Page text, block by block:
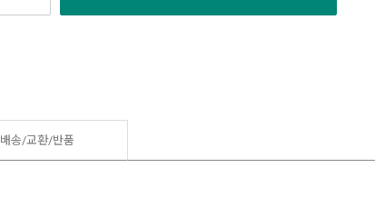
배송/교환/반품